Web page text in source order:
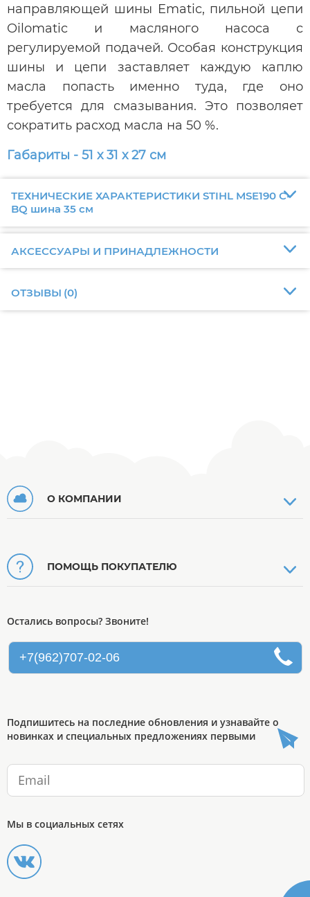
направляющей шины Ematic, пильной цепи
Oilomatic и масляного насоса с
регулируемой подачей. Особая конструкция
шины и цепи заставляет каждую каплю
масла попасть именно туда, где оно
требуется для смазывания. Это позволяет
сократить расход масла на 50 %.
Габариты - 51 х 31 х 27 см
ТЕХНИЧЕСКИЕ ХАРАКТЕРИСТИКИ STIHL MSE190 С-
BQ шина 35 см
АКСЕССУАРЫ И ПРИНАДЛЕЖНОСТИ
ОТЗЫВЫ (0)
О КОМПАНИИ
ПОМОЩЬ ПОКУПАТЕЛЮ
Остались вопросы? Звоните!
+7(962)707-02-06
Подпишитесь на последние обновления и узнавайте о
новинках и специальных предложениях первыми
Мы в социальных сетях